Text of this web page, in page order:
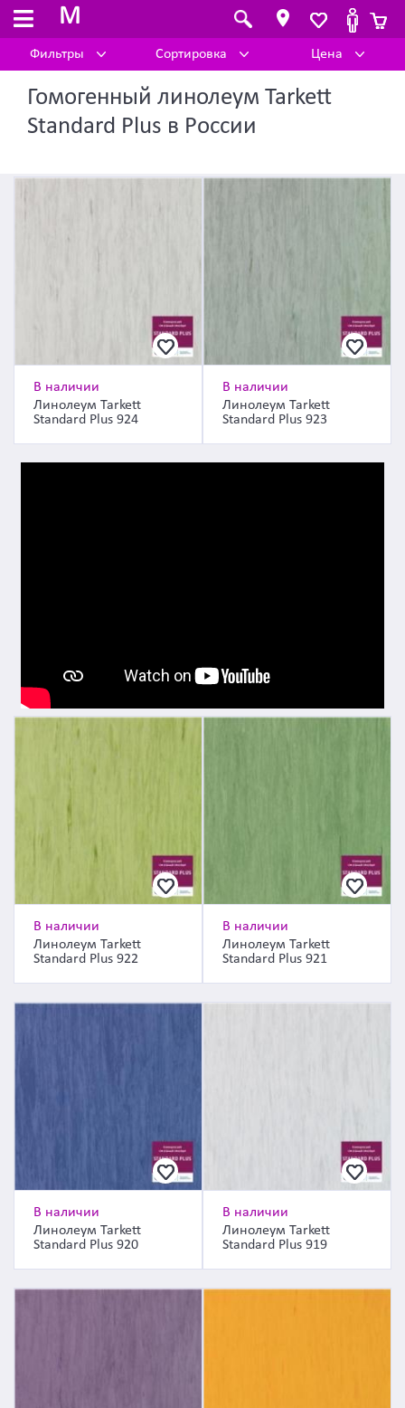
M
Фильтры Сортировка Цена
Гомогенный линолеум Tarkett
Standard Plus в России
В наличии
Линолеум Tarkett
Standard Plus 924
В наличии
Линолеум Tarkett
Standard Plus 923
В наличии
Линолеум Tarkett
Standard Plus 922
В наличии
Линолеум Tarkett
Standard Plus 921
В наличии
Линолеум Tarkett
Standard Plus 920
В наличии
Линолеум Tarkett
Standard Plus 919